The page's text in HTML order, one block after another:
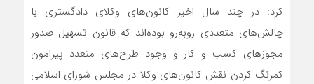
کرد: در چند سال اخیر کانون‌های وکلای دادگستری با
چالش‌های متعددی رو‌به‌رو بوده‌اند که قانون تسهیل صدور
مجوزهای کسب و کار و وجود طرح‌های متعدد پیرامون
کمرنگ کردن نقش کانون‌های وکلا در مجلس شورای اسلامی